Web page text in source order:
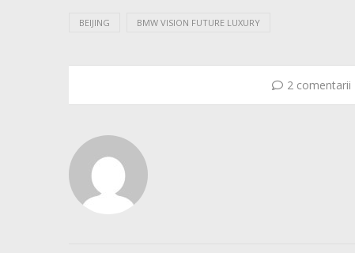
BEIJING BMW VISION FUTURE LUXURY
2 comentarii